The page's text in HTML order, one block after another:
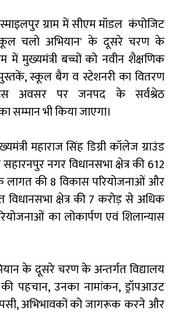
ग्राम में सीएम मॉडल कंपोजिट
चलो अभियान' के दूसरे चरण के
में मुख्यमंत्री बच्चों को नवीन शैक्षणिक
स्कूल बैग व स्टेशनरी का वितरण
अवसर पर जनपद के सर्वश्रेठ
सम्मान भी किया जाएगा।
महाराज सिंह डिग्री कॉलेज ग्राउंड
नगर विधानसभा क्षेत्र की ₹612
की 8 विकास परियोजनाओं और
विधानसभा क्षेत्र की ₹7 करोड़ से अधिक
का लोकार्पण एवं शिलान्यास
के दूसरे चरण के अन्तर्गत विद्यालय
पहचान, उनका नामांकन, ड्रॉपआउट
अभिभावकों को जागरूक करने और